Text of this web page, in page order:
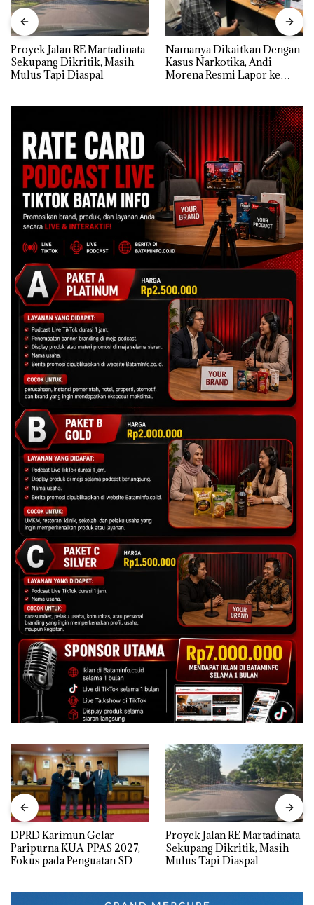
Proyek Jalan RE Martadinata
Sekupang Dikritik, Masih
Mulus Tapi Diaspal
Namanya Dikaitkan Dengan
Kasus Narkotika, Andi
Morena Resmi Lapor ke
DPRD Karimun Gelar
Paripurna KUA-PPAS 2027,
Fokus pada Penguatan SDM,
Proyek Jalan RE Martadinata
Sekupang Dikritik, Masih
Mulus Tapi Diaspal